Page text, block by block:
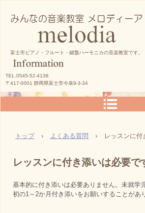
富士市ピアノ・フルート・鍵盤ハーモニカの音楽教室です。
TEL.0545-52-4138
〒417-0001 静岡県富士市今泉9-3-34
トップ › よくある質問 › レッスンに付
レッスンに付き添いは必要で
基本的に付き添いは必要ありません。未就学
初の1～2か月付き添いをお願いすることがあ